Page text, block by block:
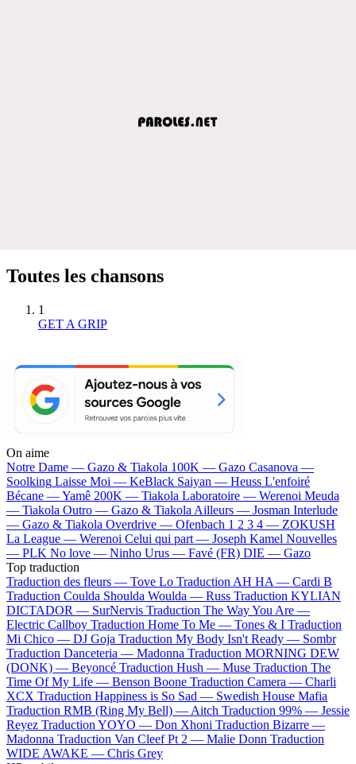
Toutes les chansons
1
GET A GRIP
On aime
Notre Dame — Gazo & Tiakola 100K — Gazo Casanova —
Soolking Laisse Moi — KeBlack Saiyan — Heuss L'enfoiré
Bécane —Yamê 200K — Tiakola Laboratoire — Werenoi Meuda
— Tiakola Outro — Gazo & Tiakola Ailleurs — Josman Interlude
— Gazo & Tiakola Overdrive — Ofenbach 1 2 3 4 — ZOKUSH
La League — Werenoi Celui qui part — Joseph Kamel Nouvelles
— PLK No love — Ninho Urus — Favé (FR) DIE — Gazo
Top traduction
Traduction des fleurs — Tove Lo Traduction AH HA — Cardi B
Traduction Coulda Shoulda Woulda — Russ Traduction KYLIAN
DICTADOR — SurNervis Traduction The Way You Are —
Electric Callboy Traduction Home To Me — Tones & I Traduction
Mi Chico — DJ Goja Traduction My Body Isn't Ready — Sombr
Traduction Danceteria — Madonna Traduction MORNING DEW
(DONK) — Beyoncé Traduction Hush — Muse Traduction The
Time Of My Life — Benson Boone Traduction Camera — Charli
XCX Traduction Happiness is So Sad — Swedish House Mafia
Traduction RMB (Ring My Bell) — Aitch Traduction 99% — Jessie
Reyez Traduction YOYO — Don Xhoni Traduction Bizarre —
Madonna Traduction Van Cleef Pt 2 — Malie Donn Traduction
WIDE AWAKE — Chris Grey